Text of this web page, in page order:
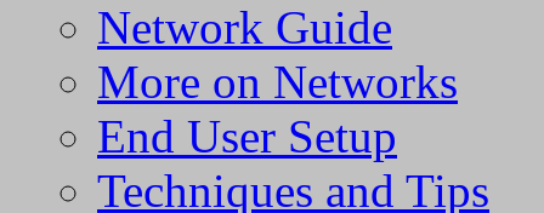
Network Guide
More on Networks
End User Setup
Techniques and Tips